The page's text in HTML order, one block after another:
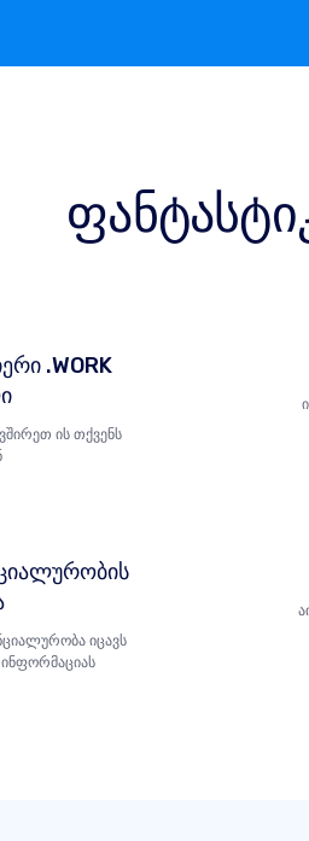
.WORK
ის თქვენს
იცავს